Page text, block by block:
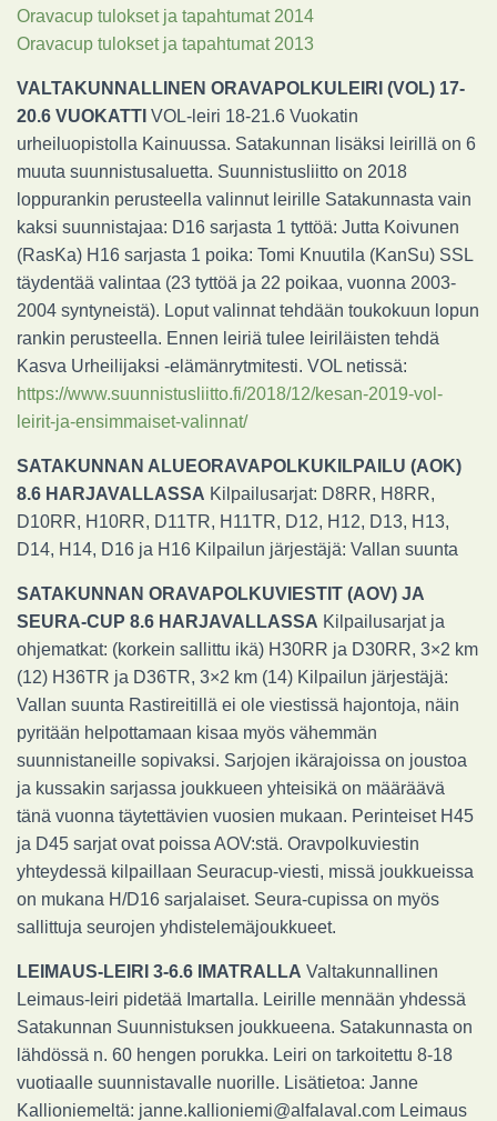
Oravacup tulokset ja tapahtumat 2014
Oravacup tulokset ja tapahtumat 2013
VALTAKUNNALLINEN ORAVAPOLKULEIRI (VOL) 17-
20.6 VUOKATTI VOL-leiri 18-21.6 Vuokatin
urheiluopistolla Kainuussa. Satakunnan lisäksi leirillä on 6
muuta suunnistusaluetta. Suunnistusliitto on 2018
loppurankin perusteella valinnut leirille Satakunnasta vain
kaksi suunnistajaa: D16 sarjasta 1 tyttöä: Jutta Koivunen
(RasKa) H16 sarjasta 1 poika: Tomi Knuutila (KanSu) SSL
täydentää valintaa (23 tyttöä ja 22 poikaa, vuonna 2003-
2004 syntyneistä). Loput valinnat tehdään toukokuun lopun
rankin perusteella. Ennen leiriä tulee leiriläisten tehdä
Kasva Urheilijaksi -elämänrytmitesti. VOL netissä:
https://www.suunnistusliitto.fi/2018/12/kesan-2019-vol-
leirit-ja-ensimmaiset-valinnat/
SATAKUNNAN ALUEORAVAPOLKUKILPAILU (AOK)
8.6 HARJAVALLASSA Kilpailusarjat: D8RR, H8RR,
D10RR, H10RR, D11TR, H11TR, D12, H12, D13, H13,
D14, H14, D16 ja H16 Kilpailun järjestäjä: Vallan suunta
SATAKUNNAN ORAVAPOLKUVIESTIT (AOV) JA
SEURA-CUP 8.6 HARJAVALLASSA Kilpailusarjat ja
ohjematkat: (korkein sallittu ikä) H30RR ja D30RR, 3×2 km
(12) H36TR ja D36TR, 3×2 km (14) Kilpailun järjestäjä:
Vallan suunta Rastireitillä ei ole viestissä hajontoja, näin
pyritään helpottamaan kisaa myös vähemmän
suunnistaneille sopivaksi. Sarjojen ikärajoissa on joustoa
ja kussakin sarjassa joukkueen yhteisikä on määräävä
tänä vuonna täytettävien vuosien mukaan. Perinteiset H45
ja D45 sarjat ovat poissa AOV:stä. Oravpolkuviestin
yhteydessä kilpaillaan Seuracup-viesti, missä joukkueissa
on mukana H/D16 sarjalaiset. Seura-cupissa on myös
sallittuja seurojen yhdistelemäjoukkueet.
LEIMAUS-LEIRI 3-6.6 IMATRALLA Valtakunnallinen
Leimaus-leiri pidetää Imartalla. Leirille mennään yhdessä
Satakunnan Suunnistuksen joukkueena. Satakunnasta on
lähdössä n. 60 hengen porukka. Leiri on tarkoitettu 8-18
vuotiaalle suunnistavalle nuorille. Lisätietoa: Janne
Kallioniemeltä: janne.kallioniemi@alfalaval.com Leimaus